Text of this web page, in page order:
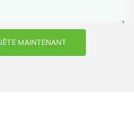
MAINTENANT